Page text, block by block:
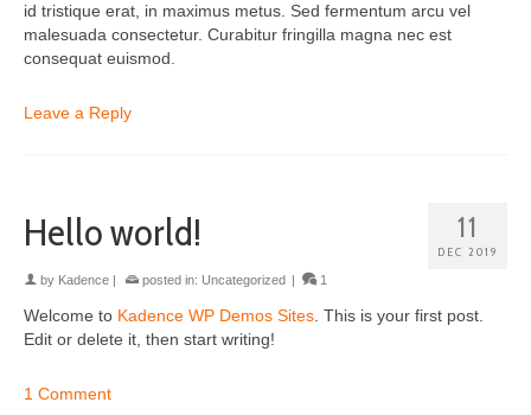
id tristique erat, in maximus metus. Sed fermentum arcu vel
malesuada consectetur. Curabitur fringilla magna nec est
consequat euismod.
Leave a Reply
11
DEC 2019
Hello world!
by Kadence posted in: Uncategorized 1
Welcome to Kadence WP Demos Sites. This is your first post.
Edit or delete it, then start writing!
1 Comment